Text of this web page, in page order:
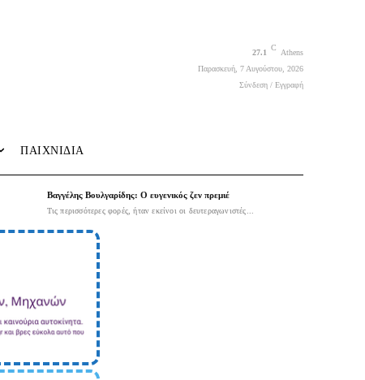
27.1
C
Athens
Παρασκευή, 7 Αυγούστου, 2026
Σύνδεση / Εγγραφή
ΠΑΙΧΝΙΔΙΑ
Βαγγέλης Βουλγαρίδης: Ο ευγενικός ζεν πρεμιέ
Τις περισσότερες φορές, ήταν εκείνοι οι δευτεραγωνιστές...